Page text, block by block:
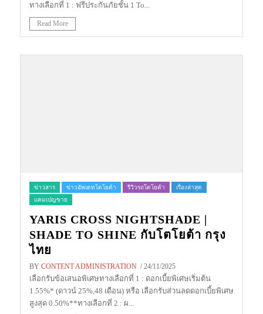
ทางเลือกที่ 1 : ฟรีประกันภัยชั้น 1 To...
Read More
ข่าวสาร ข่าวอัพเดทโตโยต้า รีวิวรถโตโยต้า
เรื่องล่าสุด
แคมเปญขาย
YARIS CROSS NIGHTSHADE |
SHADE TO SHINE กับโตโยต้า กรุง
ไทย
BY CONTENT ADMINISTRATION / 24/11/2025
เลือกรับข้อเสนอพิเศษทางเลือกที่ 1 : ดอกเบี้ยพิเศษเริ่มต้น
1.55%* (ดาวน์ 25%,48 เดือน) หรือ เลือกรับส่วนลดดอกเบี้ยพิเศษ
สูงสุด 0.50%**ทางเลือกที่ 2 : ผ...